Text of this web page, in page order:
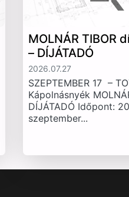
MOLNÁR TIBOR
– DÍJÁTADÓ
2026.07.27
SZEPTEMBER 17 –
Kápolnásnyék
DÍJÁTADÓ Időpont:
szeptember...